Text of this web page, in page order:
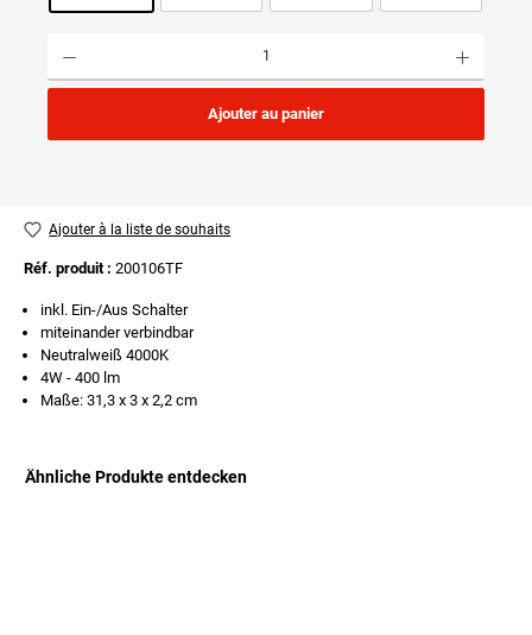
Ajouter au panier
Ajouter à la liste de souhaits
Réf. produit : 200106TF
inkl. Ein-/Aus Schalter
miteinander verbindbar
Neutralweiß 4000K
4W - 400 lm
Maße: 31,3 x 3 x 2,2 cm
Ähnliche Produkte entdecken